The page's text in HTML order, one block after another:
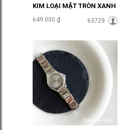
KIM LOẠI MẶT TRÒN XANH
NGỌC ĐHĐ48303
649.000 ₫ 63729